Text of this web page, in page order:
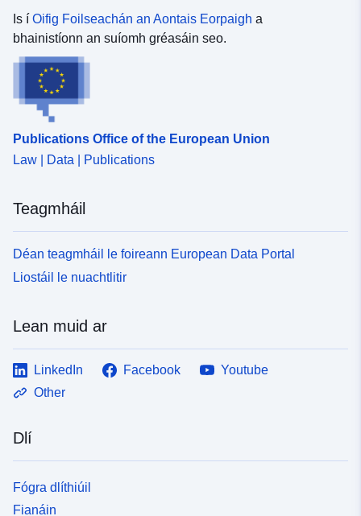
Is í Oifig Foilseachán an Aontais Eorpaigh a
bhainistíonn an suíomh gréasáin seo.
Publications Office of the European Union
Law | Data | Publications
Teagmháil
Déan teagmháil le foireann European Data Portal
Liostáil le nuachtlitir
Lean muid ar
LinkedIn Facebook
Youtube
Other
Dlí
Fógra dlíthiúil
Fianáin